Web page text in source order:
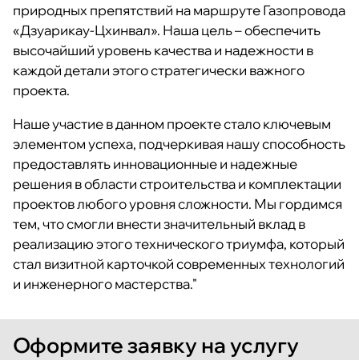
природных препятствий на маршруте Газопровода
«Дзуарикау-Цхинвал». Наша цель – обеспечить
высочайший уровень качества и надежности в
каждой детали этого стратегически важного
проекта.
Наше участие в данном проекте стало ключевым
элементом успеха, подчеркивая нашу способность
предоставлять инновационные и надежные
решения в области строительства и комплектации
проектов любого уровня сложности. Мы гордимся
тем, что смогли внести значительный вклад в
реализацию этого технического триумфа, который
стал визитной карточкой современных технологий
и инженерного мастерства."
Оформите заявку на услугу